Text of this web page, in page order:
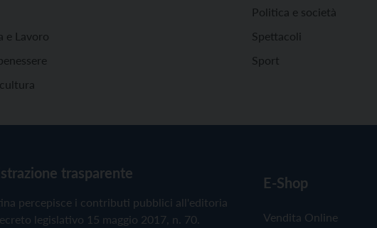
e Lavoro
Politica e società
Spettacoli
Sport
trasparente
percepisce i contributi pubblici all'editoria
legislativo 15 maggio 2017, n. 70.
E-Shop
Vendita Online